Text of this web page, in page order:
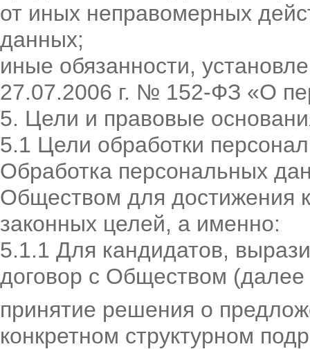
от иных неправомерных
данных;
иные обязанности,
27.07.2006 г. № 152-ФЗ «О
5. Цели и правовые
5.1 Цели обработки
Обработка персональных
Обществом для достижения
законных целей, а именно:
5.1.1 Для кандидатов,
договор с Обществом
принятие решения о
конкретном структурном